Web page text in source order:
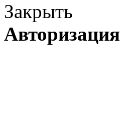
Закрыть
Авторизация